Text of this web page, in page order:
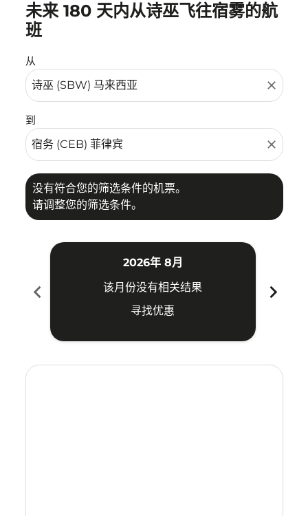
未来 180 天内从诗巫飞往宿雾的航
班
从
close
到
close
没有符合您的筛选条件的机票。
请调整您的筛选条件。
没有符合您的筛选条件的机票。请调整您的筛选条件。
chevron_left
2026年 8月
该月份没有相关结果
寻找优惠
chevron_right